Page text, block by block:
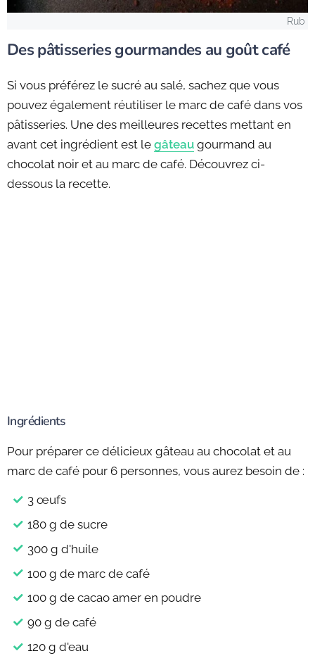
Rub
Des pâtisseries gourmandes au goût café
Si vous préférez le sucré au salé, sachez que vous
pouvez également réutiliser le marc de café dans vos
pâtisseries. Une des meilleures recettes mettant en
avant cet ingrédient est le gâteau gourmand au
chocolat noir et au marc de café. Découvrez ci-
dessous la recette.
Ingrédients
Pour préparer ce délicieux gâteau au chocolat et au
marc de café pour 6 personnes, vous aurez besoin de :
3 œufs
180 g de sucre
300 g d'huile
100 g de marc de café
100 g de cacao amer en poudre
90 g de café
120 g d'eau